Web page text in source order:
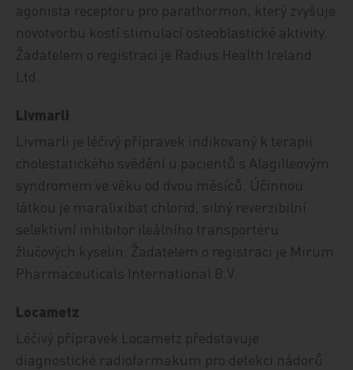
agonista receptoru pro parathormon, který zvyšuje
novotvorbu kostí stimulací osteoblastické aktivity.
Žadatelem o registraci je Radius Health Ireland
Ltd.
Livmarli
Livmarli je léčivý přípravek indikovaný k terapii
cholestatického svědění u pacientů s Alagilleovým
syndromem ve věku od dvou měsíců. Účinnou
látkou je maralixibat chlorid, silný reverzibilní
selektivní inhibitor ileálního transportéru
žlučových kyselin. Žadatelem o registraci je Mirum
Pharmaceuticals International B.V.
Locametz
Léčivý přípravek Locametz představuje
diagnostické radiofarmakum pro detekci nádorů